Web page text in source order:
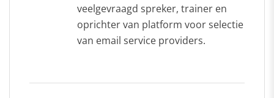
veelgevraagd spreker, trainer en
oprichter van platform voor selectie
van email service providers.